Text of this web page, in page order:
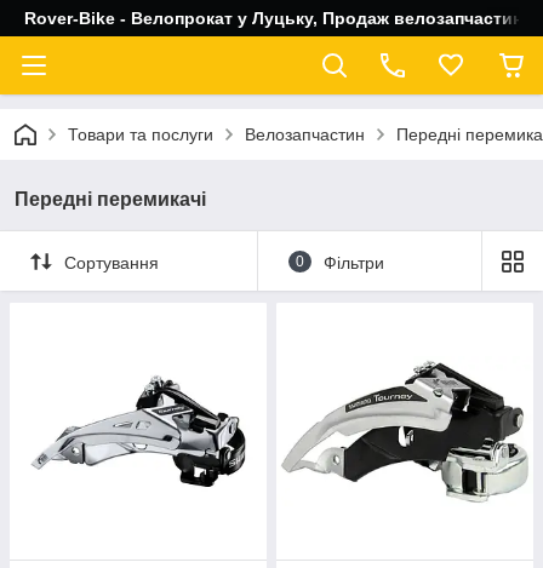
Rover-Bike - Велопрокат у Луцьку, Продаж велозапчастин,
Товари та послуги Велозапчастин Передні
Передні перемикачі
Сортування 0 Фільтри